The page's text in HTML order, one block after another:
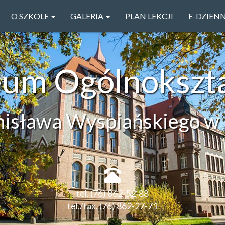
O SZKOLE GALERIA PLAN LEKCJI E-
Wyspiańskiego w
tel. (76) 862-52-88
tel./fax. (76) 862-27-71